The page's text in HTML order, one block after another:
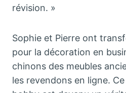
révision. »
Sophie et Pierre ont
pour la décoration en
chinons des meubles
les revendons en ligne.